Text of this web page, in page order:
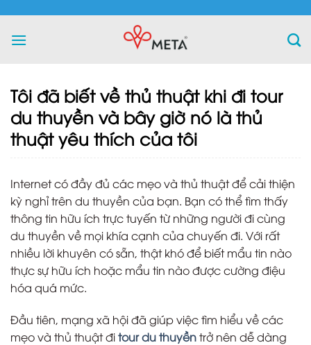
content
Tôi đã biết về thủ thuật khi đi tour
du thuyền và bây giờ nó là thủ
thuật yêu thích của tôi
Internet có đầy đủ các mẹo và thủ thuật để cải thiện
kỳ ​​nghỉ trên du thuyền của bạn. Bạn có thể tìm thấy
thông tin hữu ích trực tuyến từ những người đi cùng
du thuyền về mọi khía cạnh của chuyến đi. Với rất
nhiều lời khuyên có sẵn, thật khó để biết mẩu tin nào
thực sự hữu ích hoặc mẩu tin nào được cường điệu
hóa quá mức.
Đầu tiên, mạng xã hội đã giúp việc tìm hiểu về các
mẹo và thủ thuật đitour du thuyềntrở nên dễ dàng